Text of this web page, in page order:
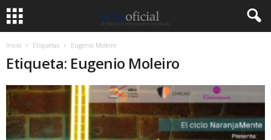
Inicio Etiquetas Eugenio Moleiro
Etiqueta: Eugenio Moleiro